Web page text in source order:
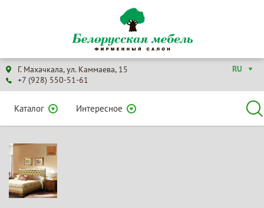
Г. Махачкала, ул. Каммаева, 15
+7 (928) 550-51-61
RU
Каталог Интересное